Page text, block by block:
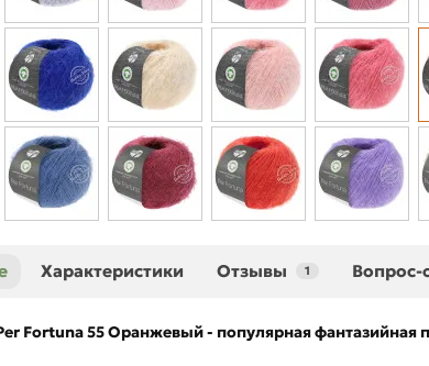
Характеристики Отзывы 1 Вопрос-
Fortuna 55 Оранжевый - популярная фантазийная